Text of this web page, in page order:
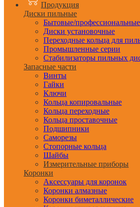
Продукция
Диски пильные
Бытовые/
Диски установочные
Переходные кольца для
Промышленные серии
Стабилизаторы пильных
Запасные части
Винты
Гайки
Ключи
Кольца копировальные
Кольца переходные
Кольца проставочные
Подшипники
Саморезы
Стопорные кольца
Шайбы
Измерительные приборы
Коронки
Аксессуары для коронок
Коронки алмазные
Коронки биметаллические